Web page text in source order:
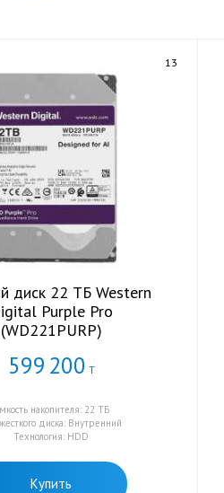
13
диск 22 ТБ Western
Purple Pro
(WD221PURP)
599 200 Т
накопителя: 22 ТБ
диска: Внутренний
Технология: HDD
Купить